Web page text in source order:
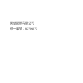
閔斌國際有限公司
統一編號：50756579